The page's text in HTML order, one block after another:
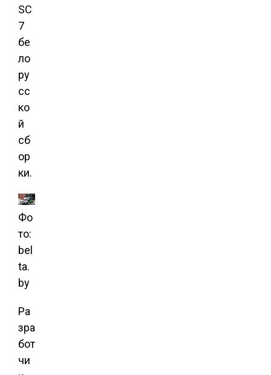
SC
7
бе
ло
ру
сс
ко
й
сб
ор
ки.
Фо
то:
bel
ta.
by
Ра
зра
бот
чи